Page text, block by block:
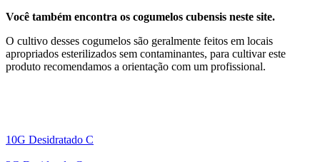
Você também encontra os cogumelos cubensis neste site.
O cultivo desses cogumelos são geralmente feitos em locais
apropriados esterilizados sem contaminantes, para cultivar este
produto recomendamos a orientação com um profissional.
10G Desidratado C